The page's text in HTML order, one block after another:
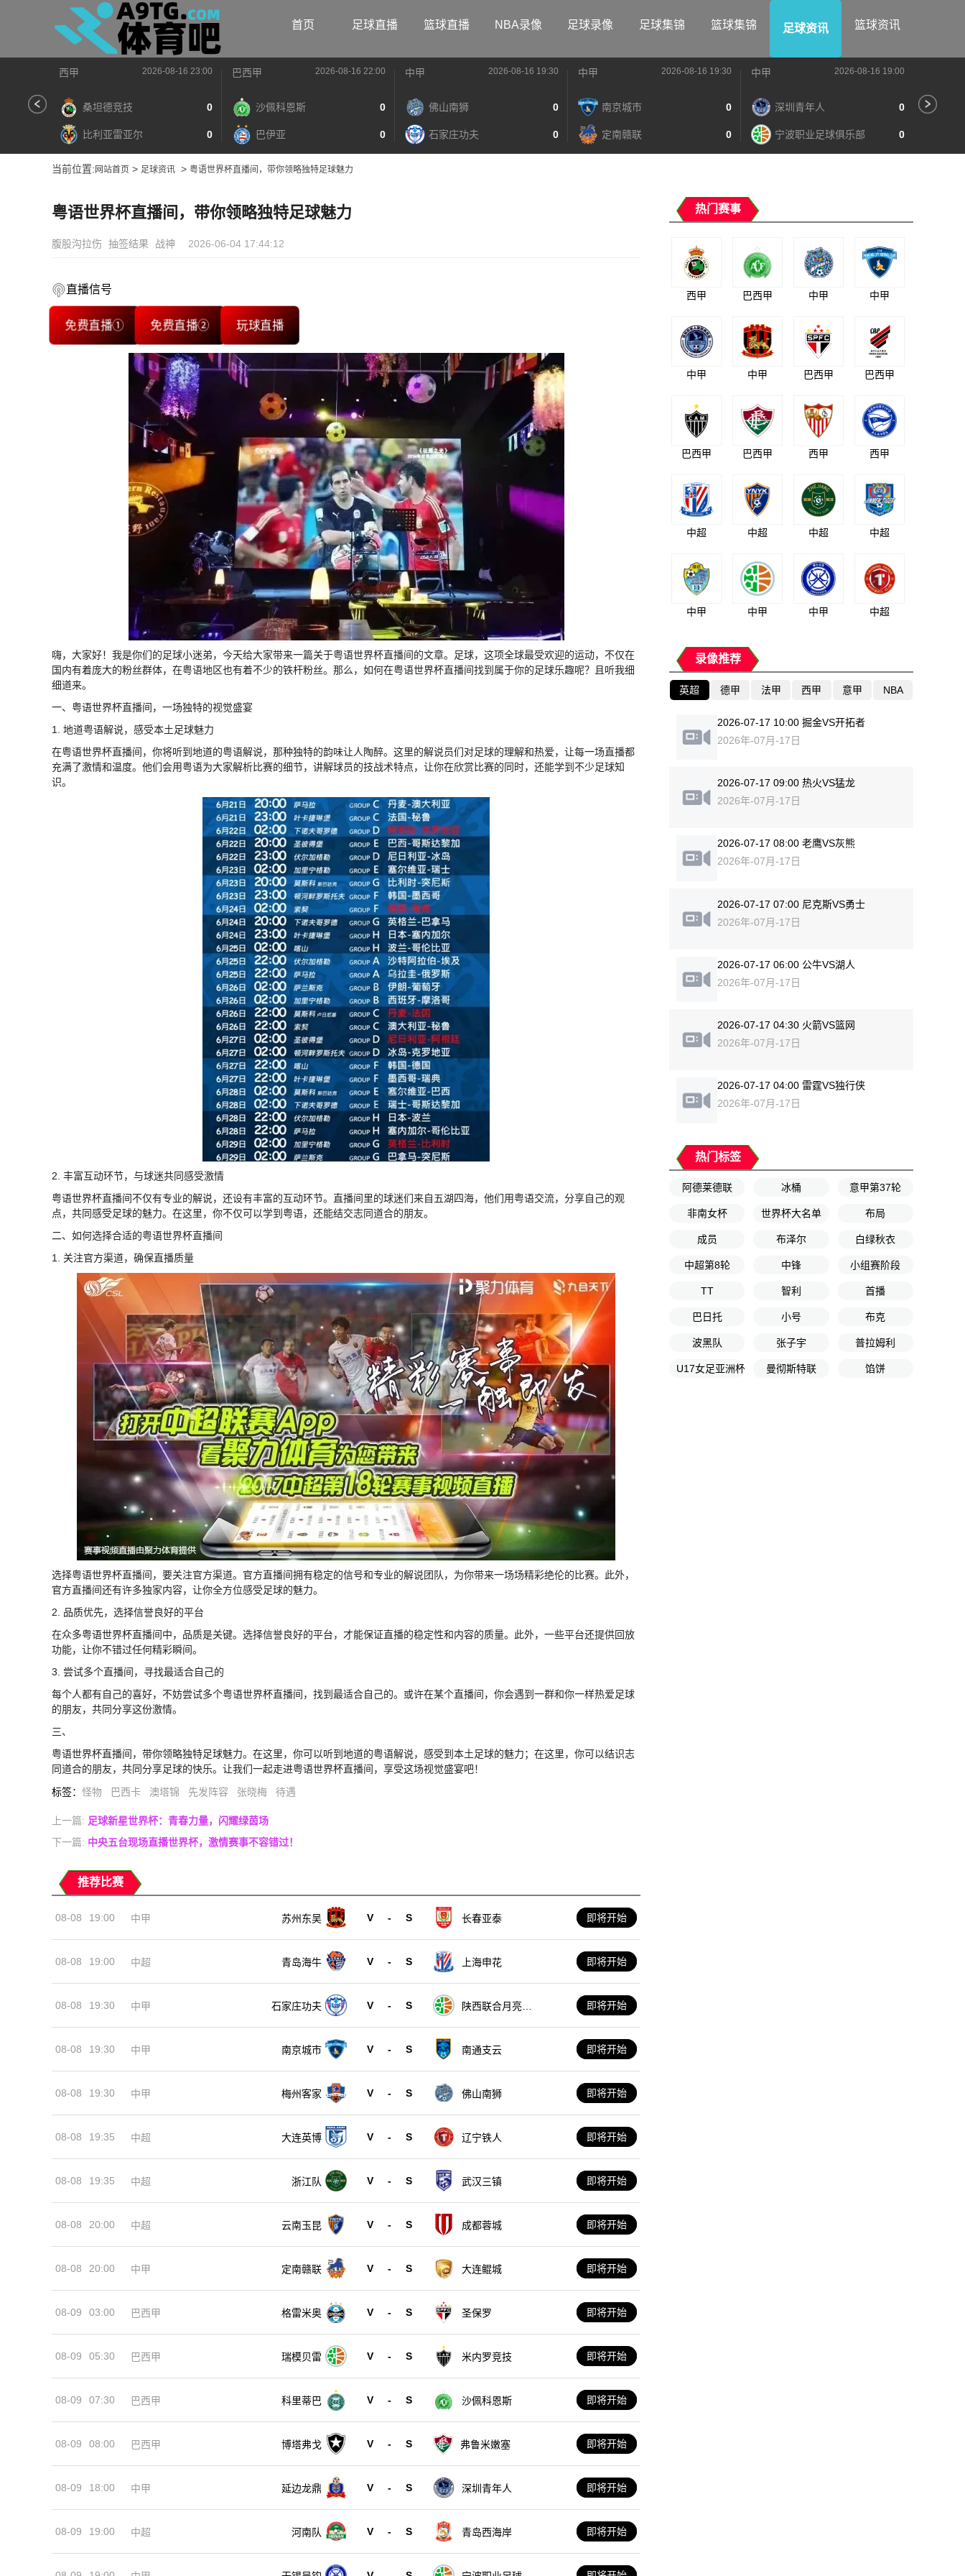
首页 足球直播 篮球直播 NBA录像 足球录像 足球集锦 篮球集锦 足球资讯 篮球资讯
西甲 2026-08-16 23:00
桑坦德竞技 0
比利亚雷亚尔 0
巴西甲 2026-08-16 22:00
沙佩科恩斯 0
巴伊亚 0
中甲 2026-08-16 19:30
佛山南狮 0
石家庄功夫 0
中甲 2026-08-16 19:30
南京城市 0
定南赣联 0
中甲 2026-08-16 19:00
深圳青年人 0
宁波职业足球俱乐部 0
当前位置: 网站首页 > 足球资讯 > 粤语世界杯直播间，带你领略独特足球魅力
粤语世界杯直播间，带你领略独特足球魅力
腹股沟拉伤 抽签结果 战神 2026-06-04 17:44:12
直播信号
免费直播① 免费直播② 玩球直播
嗨，大家好！我是你们的足球小迷弟，今天给大家带来一篇关于粤语世界杯直播间的文章。足球，这项全球最受欢迎的运动，不仅在
国内有着庞大的粉丝群体，在粤语地区也有着不少的铁杆粉丝。那么，如何在粤语世界杯直播间找到属于你的足球乐趣呢？且听我细
细道来。
一、粤语世界杯直播间，一场独特的视觉盛宴
1. 地道粤语解说，感受本土足球魅力
在粤语世界杯直播间，你将听到地道的粤语解说，那种独特的韵味让人陶醉。这里的解说员们对足球的理解和热爱，让每一场直播都
充满了激情和温度。他们会用粤语为大家解析比赛的细节，讲解球员的技战术特点，让你在欣赏比赛的同时，还能学到不少足球知
识。
2. 丰富互动环节，与球迷共同感受激情
粤语世界杯直播间不仅有专业的解说，还设有丰富的互动环节。直播间里的球迷们来自五湖四海，他们用粤语交流，分享自己的观
点，共同感受足球的魅力。在这里，你不仅可以学到粤语，还能结交志同道合的朋友。
二、如何选择合适的粤语世界杯直播间
1. 关注官方渠道，确保直播质量
选择粤语世界杯直播间，要关注官方渠道。官方直播间拥有稳定的信号和专业的解说团队，为你带来一场场精彩绝伦的比赛。此外，
官方直播间还有许多独家内容，让你全方位感受足球的魅力。
2. 品质优先，选择信誉良好的平台
在众多粤语世界杯直播间中，品质是关键。选择信誉良好的平台，才能保证直播的稳定性和内容的质量。此外，一些平台还提供回放
功能，让你不错过任何精彩瞬间。
3. 尝试多个直播间，寻找最适合自己的
每个人都有自己的喜好，不妨尝试多个粤语世界杯直播间，找到最适合自己的。或许在某个直播间，你会遇到一群和你一样热爱足球
的朋友，共同分享这份激情。
三、
粤语世界杯直播间，带你领略独特足球魅力。在这里，你可以听到地道的粤语解说，感受到本土足球的魅力；在这里，你可以结识志
同道合的朋友，共同分享足球的快乐。让我们一起走进粤语世界杯直播间，享受这场视觉盛宴吧！
标签： 怪物 巴西卡 澳塔锦 先发阵容 张晓梅 待遇
上一篇: 足球新星世界杯：青春力量，闪耀绿茵场
下一篇: 中央五台现场直播世界杯，激情赛事不容错过！
推荐比赛
08-08 19:00 中甲 苏州东吴 V - S 长春亚泰 即将开始
08-08 19:00 中超 青岛海牛 V - S 上海申花 即将开始
08-08 19:30 中甲 石家庄功夫 V - S
陕西联合月亮泊
即将开始
08-08 19:30 中甲 南京城市 V - S 南通支云 即将开始
08-08 19:30 中甲 梅州客家 V - S 佛山南狮 即将开始
08-08 19:35 中超 大连英博 V - S 辽宁铁人 即将开始
08-08 19:35 中超 浙江队 V - S 武汉三镇 即将开始
08-08 20:00 中超 云南玉昆 V - S 成都蓉城 即将开始
08-08 20:00 中甲 定南赣联 V - S 大连鲲城 即将开始
08-09 03:00 巴西甲 格雷米奥 V - S 圣保罗 即将开始
08-09 05:30 巴西甲 瑞模贝雷 V - S 米内罗竞技 即将开始
08-09 07:30 巴西甲 科里蒂巴 V - S 沙佩科恩斯 即将开始
08-09 08:00 巴西甲 博塔弗戈 V - S 弗鲁米嫩塞 即将开始
08-09 18:00 中甲 延边龙鼎 V - S 深圳青年人 即将开始
08-09 19:00 中超 河南队 V - S 青岛西海岸 即将开始
热门赛事
西甲 巴西甲 中甲 中甲
中甲 中甲 巴西甲 巴西甲
巴西甲 巴西甲 西甲 西甲
中超 中超 中超 中超
中甲 中甲 中甲 中超
录像推荐
英超 德甲 法甲 西甲 意甲 NBA
2026-07-17 10:00 掘金VS开拓者
2026年-07月-17日
2026-07-17 09:00 热火VS猛龙
2026年-07月-17日
2026-07-17 08:00 老鹰VS灰熊
2026年-07月-17日
2026-07-17 07:00 尼克斯VS勇士
2026年-07月-17日
2026-07-17 06:00 公牛VS湖人
2026年-07月-17日
2026-07-17 04:30 火箭VS篮网
2026年-07月-17日
2026-07-17 04:00 雷霆VS独行侠
2026年-07月-17日
热门标签
阿德莱德联 冰桶 意甲第37轮
非南女杯 世界杯大名单 布局
成员 布泽尔 白绿秋衣
中超第8轮 中锋 小组赛阶段
TT 智利 首播
巴日托 小号 布克
波黑队 张子宇 普拉姆利
U17女足亚洲杯半决赛曼彻斯特联 馅饼